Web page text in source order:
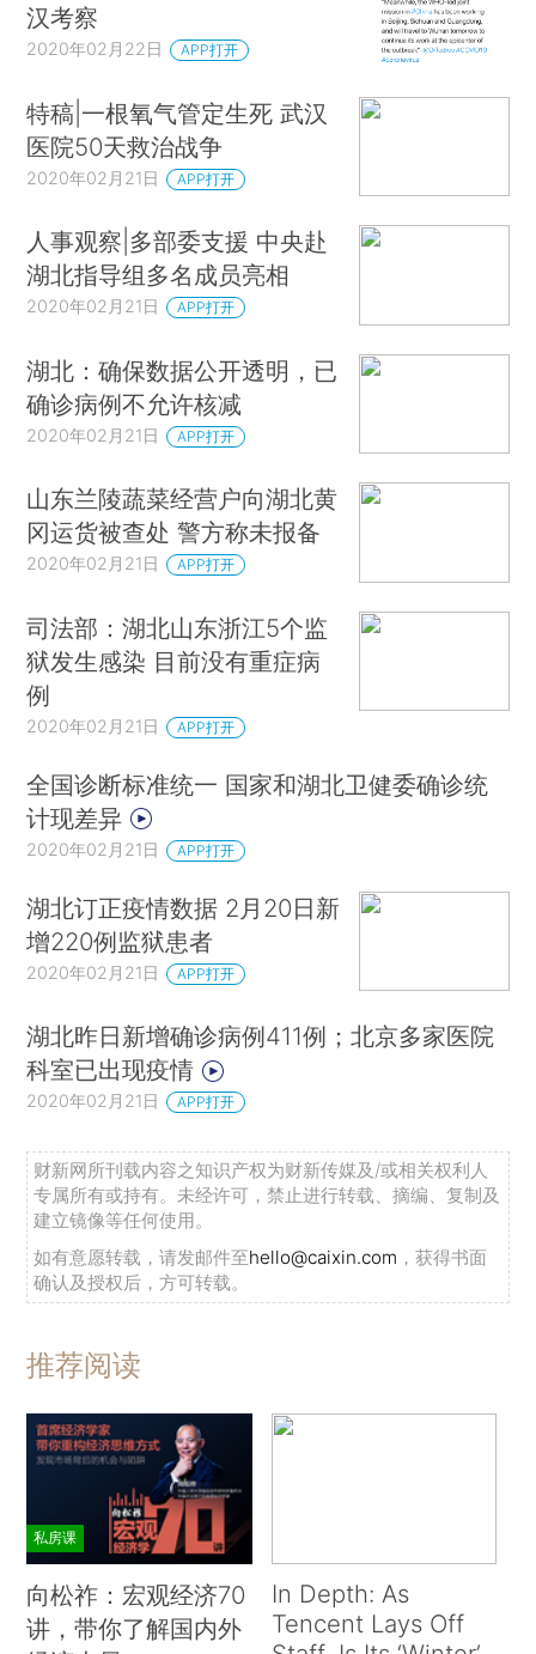
汉考察
2020年02月22日 APP打开
特稿|一根氧气管定生死 武汉
医院50天救治战争
2020年02月21日 APP打开
人事观察|多部委支援 中央赴
湖北指导组多名成员亮相
2020年02月21日 APP打开
湖北：确保数据公开透明，已
确诊病例不允许核减
2020年02月21日 APP打开
山东兰陵蔬菜经营户向湖北黄
冈运货被查处 警方称未报备
2020年02月21日 APP打开
司法部：湖北山东浙江5个监
狱发生感染 目前没有重症病
例
2020年02月21日 APP打开
全国诊断标准统一 国家和湖北卫健委确诊统
计现差异
2020年02月21日 APP打开
湖北订正疫情数据 2月20日新
增220例监狱患者
2020年02月21日 APP打开
湖北昨日新增确诊病例411例；北京多家医院
科室已出现疫情
2020年02月21日 APP打开
财新网所刊载内容之知识产权为财新传媒及/或相关权利人
专属所有或持有。未经许可，禁止进行转载、摘编、复制及
建立镜像等任何使用。
如有意愿转载，请发邮件至hello@caixin.com ，获得书面
确认及授权后，方可转载。
推荐阅读
私房课
向松祚：宏观经济70
讲，带你了解国内外
In Depth: As
Tencent Lays Off